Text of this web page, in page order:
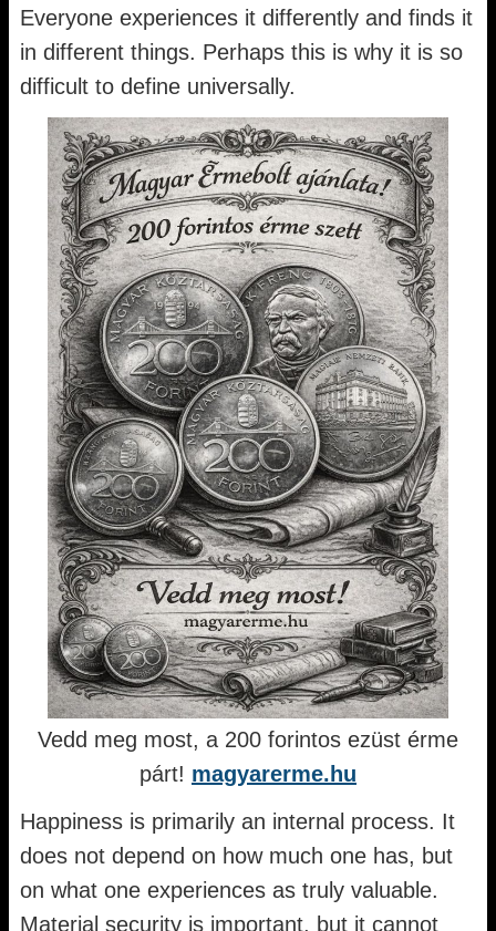
Everyone experiences it differently and finds it
in different things. Perhaps this is why it is so
difficult to define universally.
Vedd meg most, a 200 forintos ezüst érme
párt! magyarerme.hu
Happiness is primarily an internal process. It
does not depend on how much one has, but
on what one experiences as truly valuable.
Material security is important, but it cannot